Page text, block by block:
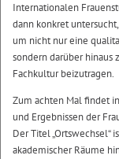
Internationalen
dann konkret
um nicht nur eine
sondern darüber hinaus
Fachkultur beizutragen.
Zum achten Mal findet
und Ergebnissen der
Der Titel „Ortswechsel“
akademischer Räume